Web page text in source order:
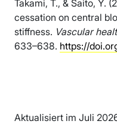
Takami, T., & Saito, Y.
cessation on central
stiffness. Vascular
633–638. https://
Aktualisiert im Juli